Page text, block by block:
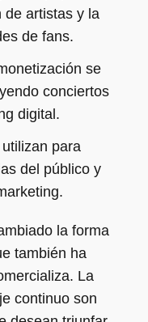
de artistas y la
de fans.
se
conciertos
digital.
para
del público y
la forma
también ha
La
continuo son